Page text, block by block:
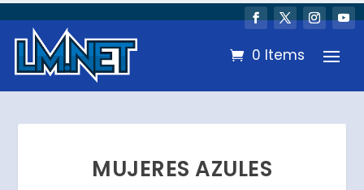
0 Items
MUJERES AZULES